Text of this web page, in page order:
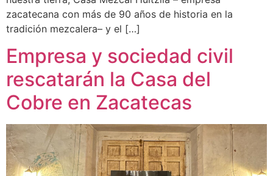
zacatecana con más de 90 años de historia en la
tradición mezcalera– y el […]
Empresa y sociedad civil
rescatarán la Casa del
Cobre en Zacatecas